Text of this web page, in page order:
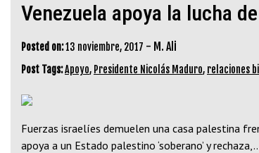
Venezuela apoya la lucha
Posted on:13 noviembre, 2017 - M. Ali
Post Tags:Apoyo, Presidente Nicolás Maduro, relaciones
Fuerzas israelíes demuelen una casa palestina
apoya a un Estado palestino ‘soberano’ y